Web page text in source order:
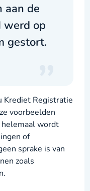
aan de
werd op
gestort.
Krediet Registratie
voorbeelden
wordt
of
sprake is van
zoals